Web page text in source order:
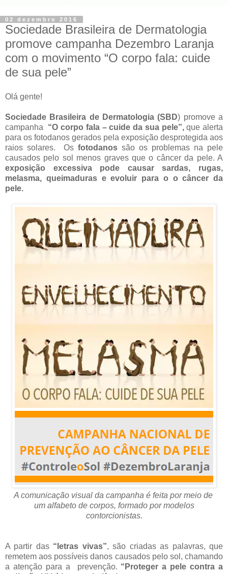
02 dezembro 2016
Sociedade Brasileira de Dermatologia
promove campanha Dezembro Laranja
com o movimento “O corpo fala: cuide
de sua pele”
Olá gente!
Sociedade Brasileira de Dermatologia (SBD) promove a
campanha “O corpo fala – cuide da sua pele”,que alerta
para os fotodanos gerados pela exposição desprotegida aos
raios solares. Os fotodanos são os problemas na pele
causados pelo sol menos graves que o câncer da pele. A
exposição excessiva pode causar sardas, rugas,
melasma, queimaduras e evoluir para o o câncer da
pele.
A comunicação visual da campanha é feita por meio de
um alfabeto de corpos, formado por modelos
contorcionistas.
A partir das “letras vivas”, são criadas as palavras, que
remetem aos possíveis danos causados pelo sol, chamando
a atenção para a prevenção. “Proteger a pele contra a